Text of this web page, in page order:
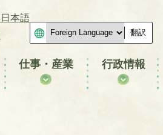
本語
翻訳
仕事・産業 行政情報